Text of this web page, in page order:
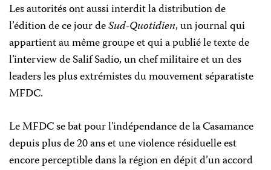
Les autorités ont aussi interdit la distribution de
l’édition de ce jour deSud-Quotidien, un journal qui
appartient au même groupe et qui a publié le texte de
l’interview de Salif Sadio, un chef militaire et un des
leaders les plus extrémistes du mouvement séparatiste
MFDC.
Le MFDC se bat pour l’indépendance de la Casamance
depuis plus de 20 ans et une violence résiduelle est
encore perceptible dans la région en dépit d’un accord